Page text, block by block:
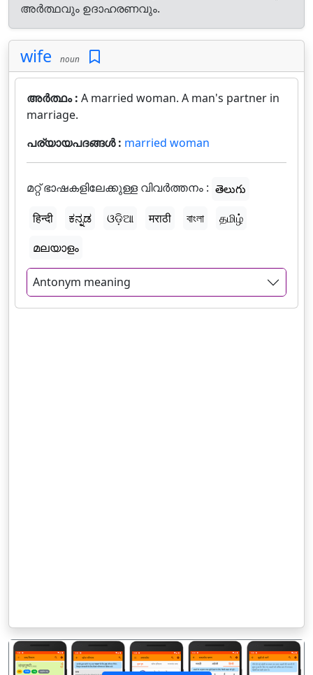
അർത്ഥവും ഉദാഹരണവും.
wife noun
അർത്ഥം : A married woman. A man's partner in
marriage.
പര്യായപദങ്ങൾ : married woman
മറ്റ് ഭാഷകളിലേക്കുള്ള വിവർത്തനം : తెలుగు
हिन्दी
ಕನ್ನಡ ଓଡ଼ିଆ मराठी বাংলা
தமிழ்
മലയാളം
Antonym meaning